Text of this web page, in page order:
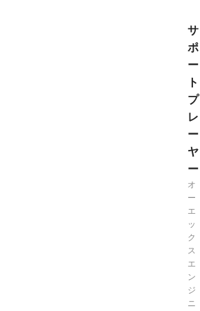
サ
ポ
ー
ト
プ
レ
ー
ヤ
ー
オ
ー
エ
ッ
ク
ス
エ
ン
ジ
ニ